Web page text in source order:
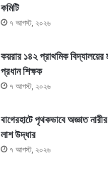
কমিটি
৭ আগস্ট, ২০২৬
কয়রার ১৪২ প্রাথমিক বিদ্যালয়ের
প্রধান শিক্ষক
৭ আগস্ট, ২০২৬
বাগেরহাটে পৃথকভাবে অজ্ঞাত
লাশ উদ্ধার
৭ আগস্ট, ২০২৬